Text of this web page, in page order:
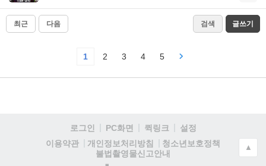
최근 다음 검색 글쓰기
1 2 3 4 5
로그인 PC화면 퀵링크
설정
이용약관
개인정보처리방침
청소년보호정책
불법촬영물신고안내
▲